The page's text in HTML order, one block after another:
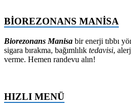
BİOREZONANS MANİSA
Biorezonans Manisa bir enerji tıbbı
sigara bırakma, bağımlılık tedavisi,
verme. Hemen randevu alın!
HIZLI MENÜ